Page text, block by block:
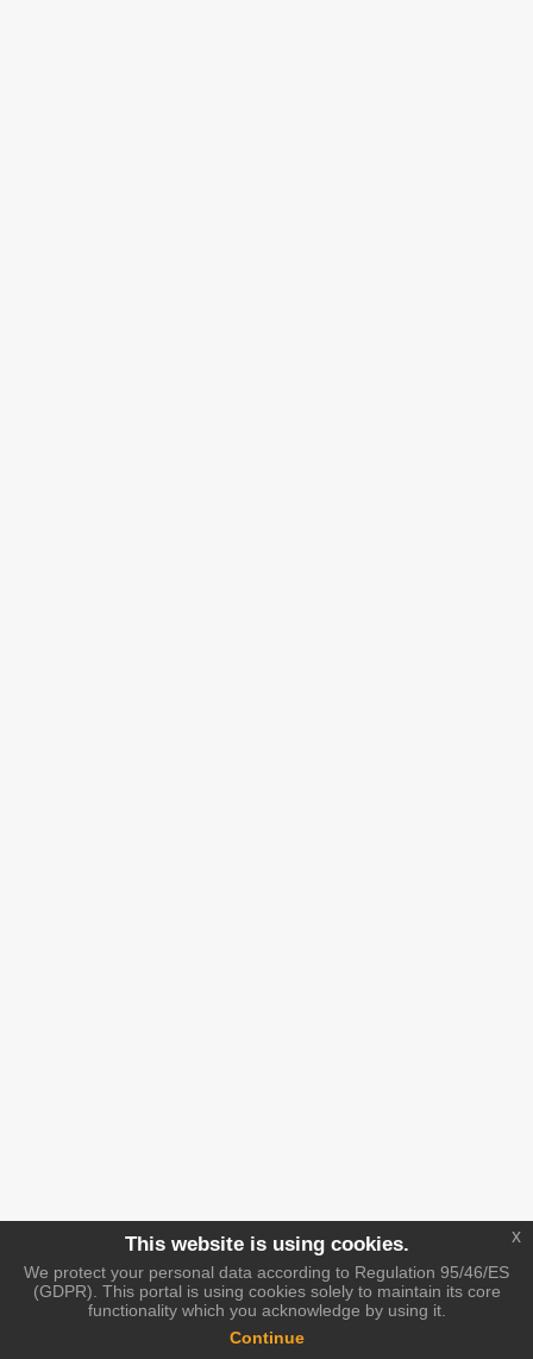
This website is using cookies.
We protect your personal data according to Regulation 95/46/ES
(GDPR). This portal is using cookies solely to maintain its core
functionality which you acknowledge by using it.
Continue
x